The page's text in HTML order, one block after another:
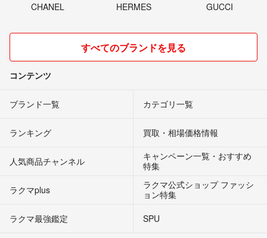
CHANEL HERMES GUCCI
すべてのブランドを見る
コンテンツ
ブランド一覧 カテゴリ一覧
ランキング 買取・相場価格情報
人気商品チャンネル
キャンペーン一覧・おすすめ
特集
ラクマplus
ラクマ公式ショップ ファッシ
ョン特集
ラクマ最強鑑定
SPU